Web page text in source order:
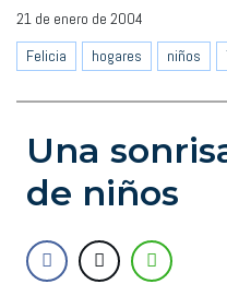
21 de enero de 2004
Felicia
hogares niños
Una
de niños